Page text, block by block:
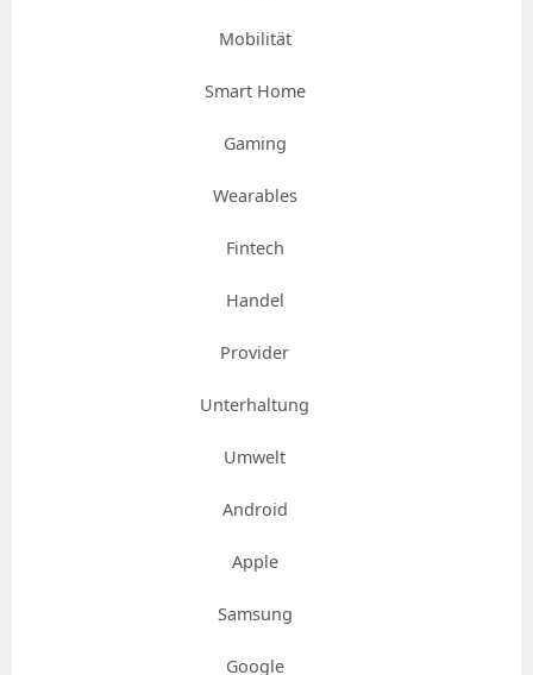
Mobilität
Smart Home
Gaming
Wearables
Fintech
Handel
Provider
Unterhaltung
Umwelt
Android
Apple
Samsung
Google